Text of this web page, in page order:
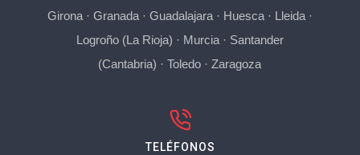
Girona· Granada· Guadalajara· Huesca· Lleida·
Logroño (La Rioja) · Murcia· Santander
(Cantabria) ·Toledo ·Zaragoza
TELÉFONOS